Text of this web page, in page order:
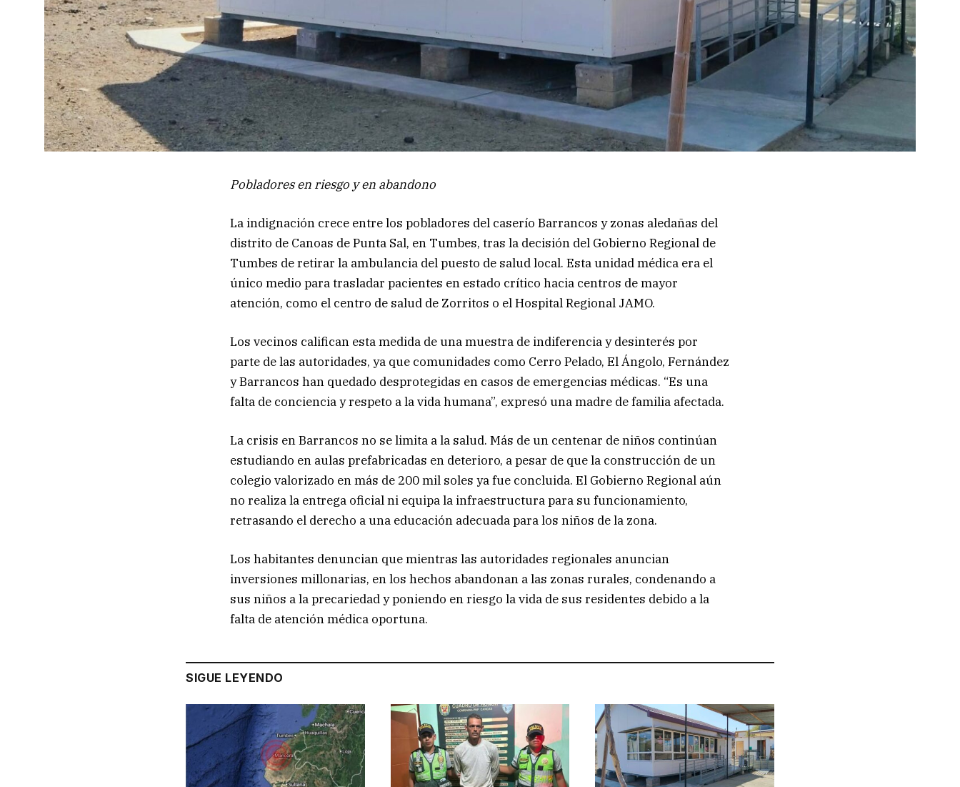
Pobladores en riesgo y en abandono
La indignación crece entre los pobladores del caserío Barrancos y zonas aledañas del
distrito de Canoas de Punta Sal, en Tumbes, tras la decisión del Gobierno Regional de
Tumbes de retirar la ambulancia del puesto de salud local. Esta unidad médica era el
único medio para trasladar pacientes en estado crítico hacia centros de mayor
atención, como el centro de salud de Zorritos o el Hospital Regional JAMO.
Los vecinos califican esta medida de una muestra de indiferencia y desinterés por
parte de las autoridades, ya que comunidades como Cerro Pelado, El Ángolo, Fernández
y Barrancos han quedado desprotegidas en casos de emergencias médicas. “Es una
falta de conciencia y respeto a la vida humana”, expresó una madre de familia afectada.
La crisis en Barrancos no se limita a la salud. Más de un centenar de niños continúan
estudiando en aulas prefabricadas en deterioro, a pesar de que la construcción de un
colegio valorizado en más de 200 mil soles ya fue concluida. El Gobierno Regional aún
no realiza la entrega oficial ni equipa la infraestructura para su funcionamiento,
retrasando el derecho a una educación adecuada para los niños de la zona.
Los habitantes denuncian que mientras las autoridades regionales anuncian
inversiones millonarias, en los hechos abandonan a las zonas rurales, condenando a
sus niños a la precariedad y poniendo en riesgo la vida de sus residentes debido a la
falta de atención médica oportuna.
SIGUE LEYENDO